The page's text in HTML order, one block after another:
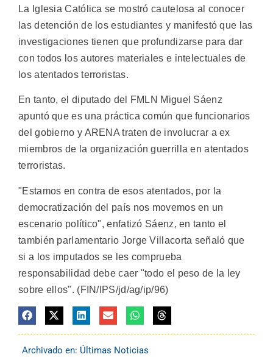
La Iglesia Católica se mostró cautelosa al conocer
las detención de los estudiantes y manifestó que las
investigaciones tienen que profundizarse para dar
con todos los autores materiales e intelectuales de
los atentados terroristas.
En tanto, el diputado del FMLN Miguel Sáenz
apuntó que es una práctica común que funcionarios
del gobierno y ARENA traten de involucrar a ex
miembros de la organización guerrilla en atentados
terroristas.
"Estamos en contra de esos atentados, por la
democratización del país nos movemos en un
escenario político", enfatizó Sáenz, en tanto el
también parlamentario Jorge Villacorta señaló que
si a los imputados se les comprueba
responsabilidad debe caer "todo el peso de la ley
sobre ellos". (FIN/IPS/jd/ag/ip/96)
Archivado en: Últimas Noticias